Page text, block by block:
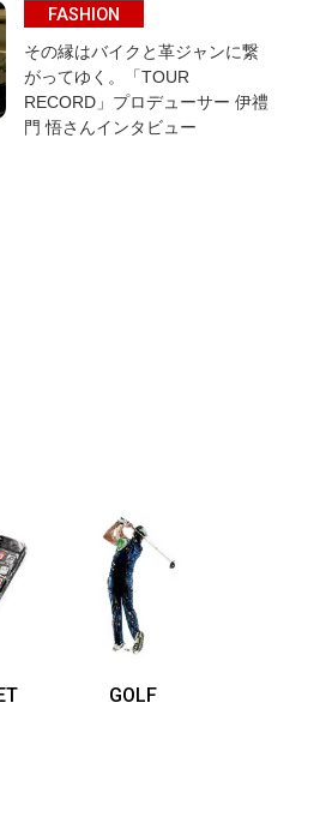
FASHION
その縁はバイクと革ジャンに繋
がってゆく。「TOUR
RECORD」プロデューサー 伊禮
門 悟さんインタビュー
GOLF